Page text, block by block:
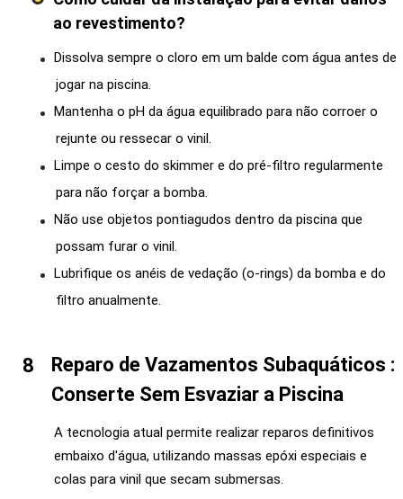
ao revestimento?
Dissolva sempre o cloro em um balde com água antes de
jogar na piscina.
Mantenha o pH da água equilibrado para não corroer o
rejunte ou ressecar o vinil.
Limpe o cesto do skimmer e do pré-filtro regularmente
para não forçar a bomba.
Não use objetos pontiagudos dentro da piscina que
possam furar o vinil.
Lubrifique os anéis de vedação (o-rings) da bomba e do
filtro anualmente.
Reparo de Vazamentos Subaquáticos :
Conserte Sem Esvaziar a Piscina
A tecnologia atual permite realizar reparos definitivos
embaixo d'água, utilizando massas epóxi especiais e
colas para vinil que secam submersas.